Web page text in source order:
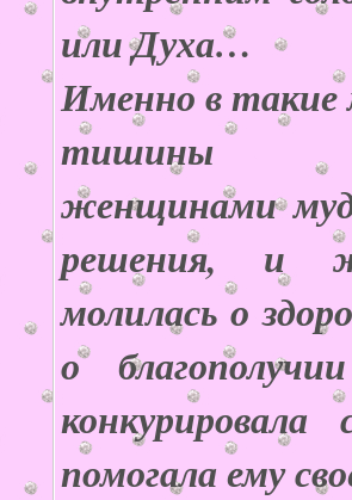
или Духа…
Именно в такие
тишины
женщинами
решения, и
молилась о
о
помогала ему